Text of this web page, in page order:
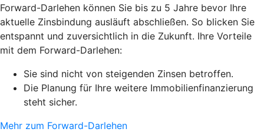
Forward-Darlehen können Sie bis zu 5 Jahre bevor Ihre
aktuelle Zinsbindung ausläuft abschließen. So blicken Sie
entspannt und zuversichtlich in die Zukunft. Ihre Vorteile
mit dem Forward-Darlehen:
Sie sind nicht von steigenden Zinsen betroffen.
Die Planung für Ihre weitere Immobilienfinanzierung
steht sicher.
Mehr zum Forward-Darlehen